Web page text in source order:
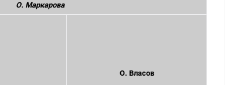
О. Маркарова
О. Власов